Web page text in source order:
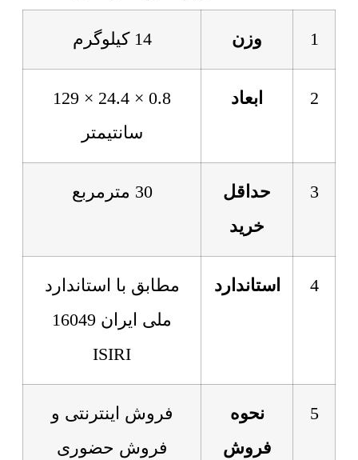
1 وزن 14 کیلوگرم
2 ابعاد
0.8 × 24.4 × 129
سانتیمتر
3
حداقل
خرید
30 مترمربع
4 استاندارد
مطابق با استاندارد
ملی ایران 16049
ISIRI
5
نحوه
فروش
فروش اینترنتی و
فروش حضوری